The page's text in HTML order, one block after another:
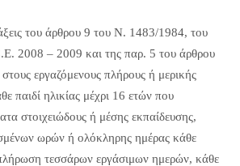
του άρθρου 9 του Ν. 1483/1984, του
2008 – 2009 και της παρ. 5 του άρθρου
εργαζόμενους πλήρους ή μερικής
παιδί ηλικίας μέχρι 16 ετών που
στοιχειώδους ή μέσης εκπαίδευσης,
ωρών ή ολόκληρης ημέρας κάθε
τεσσάρων εργάσιμων ημερών, κάθε